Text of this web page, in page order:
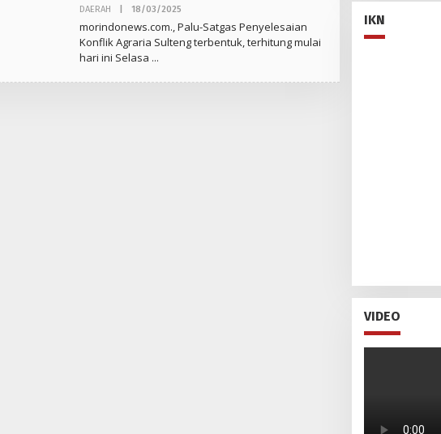
DAERAH 18/03/2025Oleh
morindonews.com., Palu-Satgas Penyelesaian
Konflik Agraria Sulteng terbentuk, terhitung mulai
hari ini Selasa
IKN
VIDEO